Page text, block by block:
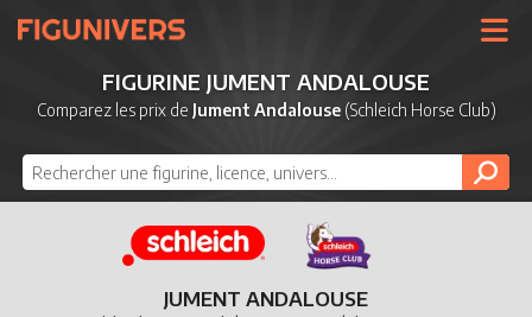
UNIVERS
LICENCES
NOUVEAUTÉS
DERNIERS AJOUTS
FIGURINE JUMENT ANDALOUSE
Comparez les prix de Jument Andalouse(Schleich Horse Club)
JUMENT ANDALOUSE